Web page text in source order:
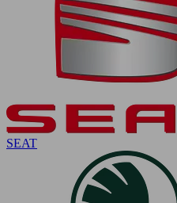
SEAT